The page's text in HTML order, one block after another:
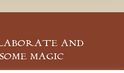
AND
MAGIC